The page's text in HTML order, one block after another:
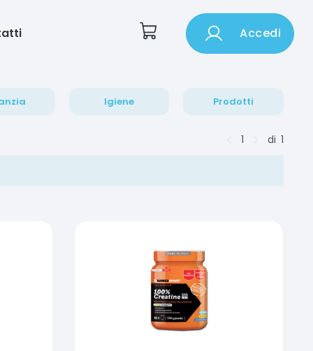
Accedi
Igiene Prodotti
1 di 1